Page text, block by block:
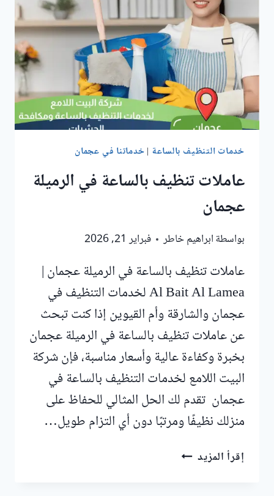
خدمات التنظيف بالساعة |خدماتنا في عجمان
عاملات تنظيف بالساعة في الرميلة
عجمان
بواسطةابراهيم خاطر فبراير 21, 2026
عاملات تنظيف بالساعة في الرميلة عجمان |
Al Bait Al Lamea لخدمات التنظيف في
عجمان والشارقة وأم القيوين إذا كنت تبحث
عن عاملات تنظيف بالساعة في الرميلة عجمان
بخبرة وكفاءة عالية وأسعار مناسبة، فإن شركة
البيت اللامع لخدمات التنظيف بالساعة في
عجمان تقدم لك الحل المثالي للحفاظ على
منزلك نظيفًا ومرتبًا دون أي التزام طويل…
إقرأ المزيدعاملات